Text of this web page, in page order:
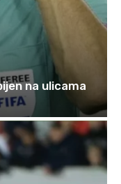
na ulicama